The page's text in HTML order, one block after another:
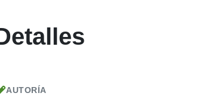
AUTORÍA